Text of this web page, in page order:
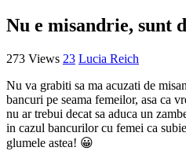
Nu e misandrie, sunt
273 Views 23 Lucia Reich
Nu va grabiti sa ma acuzati de
bancuri pe seama femeilor, asa ca
nu ar trebui decat sa aduca un
in cazul bancurilor cu femei ca
glumele astea! 😀